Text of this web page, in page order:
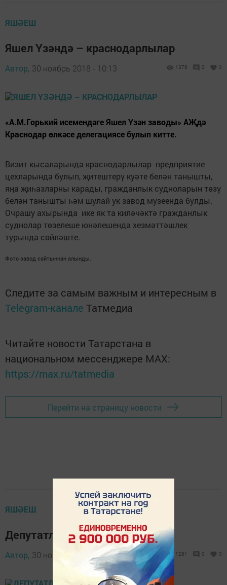
ЯШӘЕШ
Яшел Үзәндә – краснодарлылар
Автор, 30 ноябрь 2018 - 10:13 1376 0 0
«А.М.Горький исемендәге Яшел Үзән заводы» АҖдә
Краснодар өлкәсе делегациясе булып китте.
Визит кысаларында краснодарлылар предприятие
цехларында булып, җитештерү куәте белән танышты,
яңа җиһазларны карады, гражданлык судноларын төзү
белән танышты һәм шулай ук завод музеенда булды.
Очрашу ахырында ике як та киләчәктә гражданлык
суднолар төзелеше юнәлешендә хезмәттәшлек
турында сөйләште.
Фото завод сайтыннан алынды.
Следите за самым важным и интересным в
Telegram-канале Татмедиа
Читайте новости Татарстана в
национальном мессенджере MАХ:
https://max.ru/tatmedia
Перейти на страницу новости
ЯШӘЕШ
Депутатлар кабул итә
Автор, 30 ноябрь 2018 - 08:48 1281 0 0